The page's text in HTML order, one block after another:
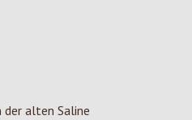
der alten Saline